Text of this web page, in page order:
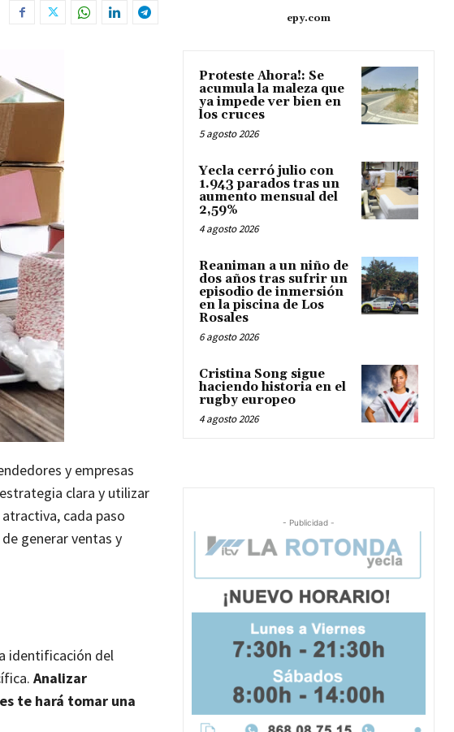
y empresas
clara y utilizar
cada paso
generar ventas y
identificación del
Analizar
te hará tomar una
epy.com
Proteste Ahora!: Se
acumula la maleza que
ya impede ver bien en
los cruces
5 agosto 2026
Yecla cerró julio con
1.943 parados tras un
aumento mensual del
2,59%
4 agosto 2026
Reaniman a un niño de
dos años tras sufrir un
episodio de inmersión
en la piscina de Los
Rosales
6 agosto 2026
Cristina Song sigue
haciendo historia en el
rugby europeo
4 agosto 2026
- Publicidad -